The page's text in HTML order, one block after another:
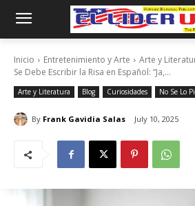
Inicio Entretenimiento y Arte Arte y
Se Debe Escribir la Risa en Español: “Ja,...
Arte y Literatura Blog Curiosidades No Se Lo
By Frank Gavidia Salas July 10, 2025